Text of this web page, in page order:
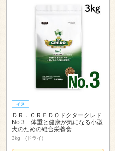
ＤＲ．ＣＲＥＤＯドクタークレド
No.3 体重と健康が気になる小型
犬のための総合栄養食
3kg (ドライ)